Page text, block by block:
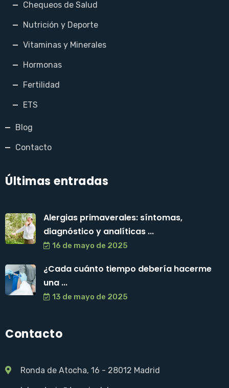
Chequeos de Salud
Nutrición y Deporte
Vitaminas y Minerales
Hormonas
Fertilidad
ETS
Blog
Contacto
Últimas entradas
Alergias primaverales: síntomas,
diagnóstico y analíticas ...
16 de mayo de 2025
¿Cada cuánto tiempo debería hacerme
una ...
13 de mayo de 2025
Contacto
Ronda de Atocha, 16 - 28012 Madrid